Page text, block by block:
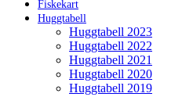
Fiskekart
Huggtabell
Huggtabell 2023
Huggtabell 2022
Huggtabell 2021
Huggtabell 2020
Huggtabell 2019